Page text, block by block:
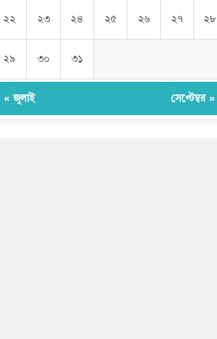
২২ ২৩ ২৪ ২৫ ২৬ ২৭ ২৮
২৯ ৩০ ৩১
« জুলাই সেপ্টেম্বর »